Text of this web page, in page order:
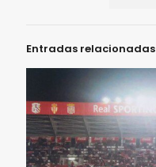
Entradas relacionadas